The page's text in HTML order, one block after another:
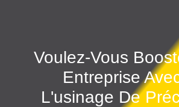
Voulez-Vous
Entreprise
L'usinage De